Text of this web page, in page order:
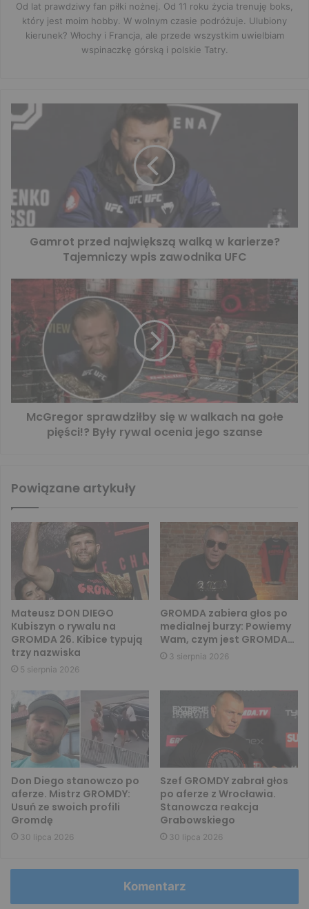
Od lat prawdziwy fan piłki nożnej. Od 11 roku życia trenuję boks,
który jest moim hobby. W wolnym czasie podróżuje. Ulubiony
kierunek? Włochy i Francja, ale przede wszystkim uwielbiam
wspinaczkę górską i polskie Tatry.
Gamrot przed największą walką w karierze?
Tajemniczy wpis zawodnika UFC
McGregor sprawdziłby się w walkach na gołe
pięści!? Były rywal ocenia jego szanse
Powiązane artykuły
Mateusz DON DIEGO
Kubiszyn o rywalu na
GROMDA 26. Kibice typują
trzy nazwiska
5 sierpnia 2026
GROMDA zabiera głos po
medialnej burzy: Powiemy
Wam, czym jest GROMDA…
3 sierpnia 2026
Don Diego stanowczo po
aferze. Mistrz GROMDY:
Usuń ze swoich profili
Gromdę
30 lipca 2026
Szef GROMDY zabrał głos
po aferze z Wrocławia.
Stanowcza reakcja
Grabowskiego
30 lipca 2026
Komentarz